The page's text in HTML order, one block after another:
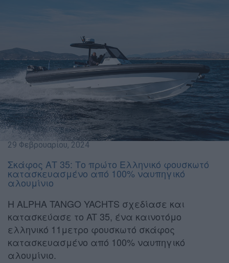
ΕΞΟΠΛΙΣΜΟΣ
Πολιτική Αποστολών / Επιστροφών
Τρόποι Πληρωμής
Όροι Χρήσης
29 Φεβρουαρίου, 2024
Σκάφος ΑΤ 35: Το πρώτο Ελληνικό φουσκωτό
κατασκευασμένο από 100% ναυπηγικό
αλουμίνιο
Η ALPHA TANGO YACHTS σχεδίασε και
κατασκεύασε το AT 35, ένα καινοτόμο
ελληνικό 11μετρο φουσκωτό σκάφος
κατασκευασμένο από 100% ναυπηγικό
αλουμίνιο.